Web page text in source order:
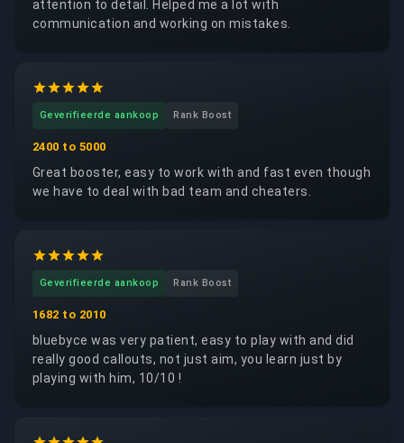
attention to detail. Helped me a lot with
communication and working on mistakes.
Geverifieerde aankoop Rank Boost
2400 to 5000
Great booster, easy to work with and fast even though
we have to deal with bad team and cheaters.
Geverifieerde aankoop Rank Boost
1682 to 2010
bluebyce was very patient, easy to play with and did
really good callouts, not just aim, you learn just by
playing with him, 10/10 !